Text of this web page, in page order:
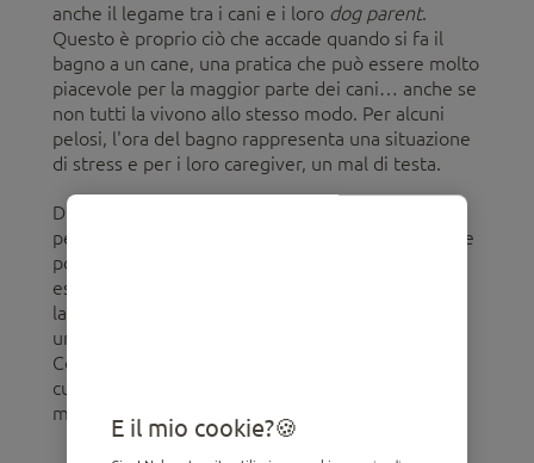
anche il legame tra i cani e i loro dog parent.
Questo è proprio ciò che accade quando si fa il
bagno a un cane, una pratica che può essere molto
piacevole per la maggior parte dei cani… anche se
non tutti la vivono allo stesso modo. Per alcuni
pelosi, l'ora del bagno rappresenta una situazione
di stress e per i loro caregiver, un mal di testa.
Di seguito troverete consigli e raccomandazioni
per rendere il momento del bagno il più piacevole
possibile. Risolveremo dubbi frequenti come, ad
esempio: come fare il bagno a un cane che non si
lascia lavare?, ogni quanto è bene fare il bagno a
un cane?, come fare il bagno a un cane a casa?.
Continua a leggere per scoprire come prenderti
cura del tuo compagno a quattro zampe nel
miglior modo possibile.
E il mio cookie?